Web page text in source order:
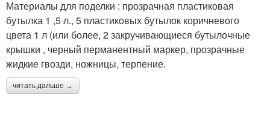
Материалы для поделки : прозрачная пластиковая
бутылка 1 ,5 л., 5 пластиковых бутылок коричневого
цвета 1 л (или более, 2 закручивающиеся бутылочные
крышки , черный перманентный маркер, прозрачные
жидкие гвозди, ножницы, терпение.
читать дальше →